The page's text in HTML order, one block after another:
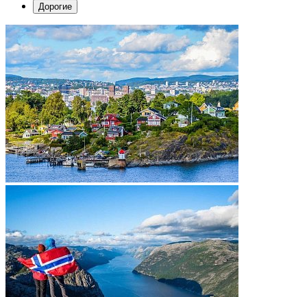
Дорогие